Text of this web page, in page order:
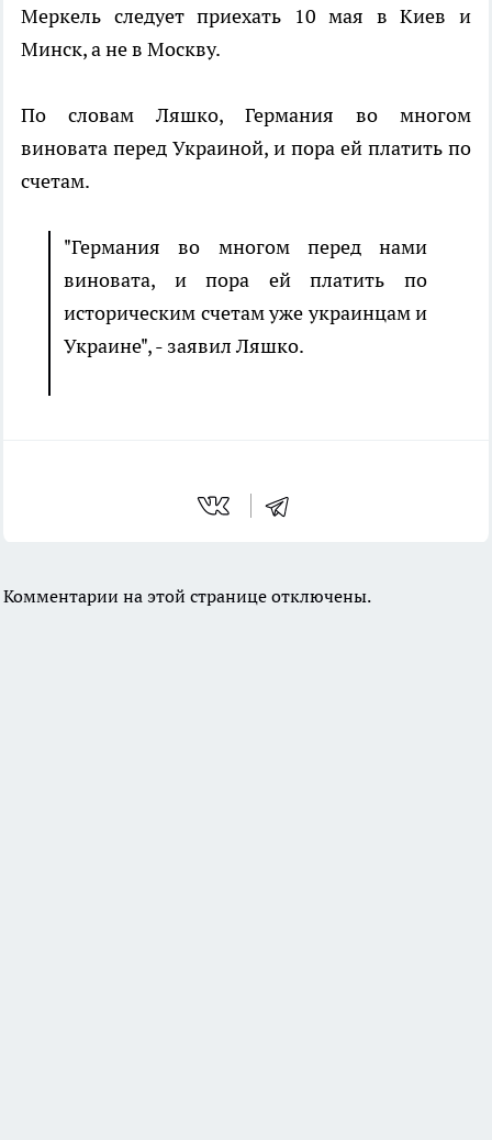
Меркель следует приехать 10 мая в Киев и
Минск, а не в Москву.
По словам Ляшко, Германия во многом
виновата перед Украиной, и пора ей платить по
счетам.
"Германия во многом перед нами
виновата, и пора ей платить по
историческим счетам уже украинцам и
Украине", - заявил Ляшко.
Комментарии на этой странице отключены.